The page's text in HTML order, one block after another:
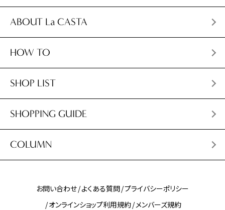
ABOUT La CASTA
HOW TO
SHOP LIST
SHOPPING GUIDE
COLUMN
お問い合わせ よくある質問 プライバシーポリシー
オンラインショップ利用規約 メンバーズ規約